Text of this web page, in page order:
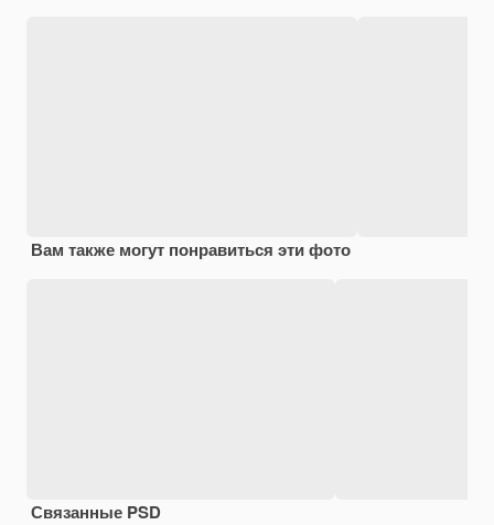
Вам также могут понравиться эти фото
Связанные PSD